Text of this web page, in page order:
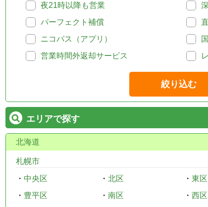
夜21時以降も営業
パーフェクト補償
ニコパス（アプリ）
営業時間外返却サービス
絞り込む
エリアで探す
北海道
札幌市
・ 中央区 ・ 北区 ・ 東区
・ 豊平区 ・ 南区 ・ 西区